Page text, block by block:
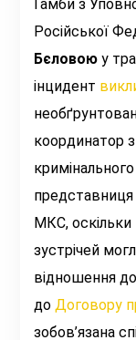
Гамби з
Російської
Бєловою у
інцидент
необ
координатор
МКС,
зустрічей
відношення
доДоговору
зобов’язана